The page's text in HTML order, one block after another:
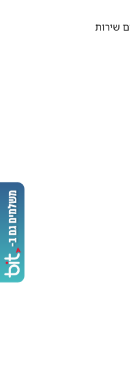
שירות